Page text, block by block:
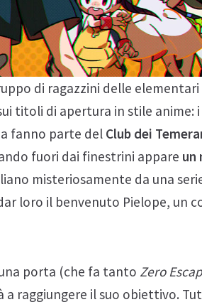
di ragazzini delle
titoli di apertura in stile anime:
fanno parte del Club dei
fuori dai finestrini appare un
misteriosamente da una
loro il benvenuto Pielope, un
porta (che fa tanto Zero
a raggiungere il suo obiettivo.